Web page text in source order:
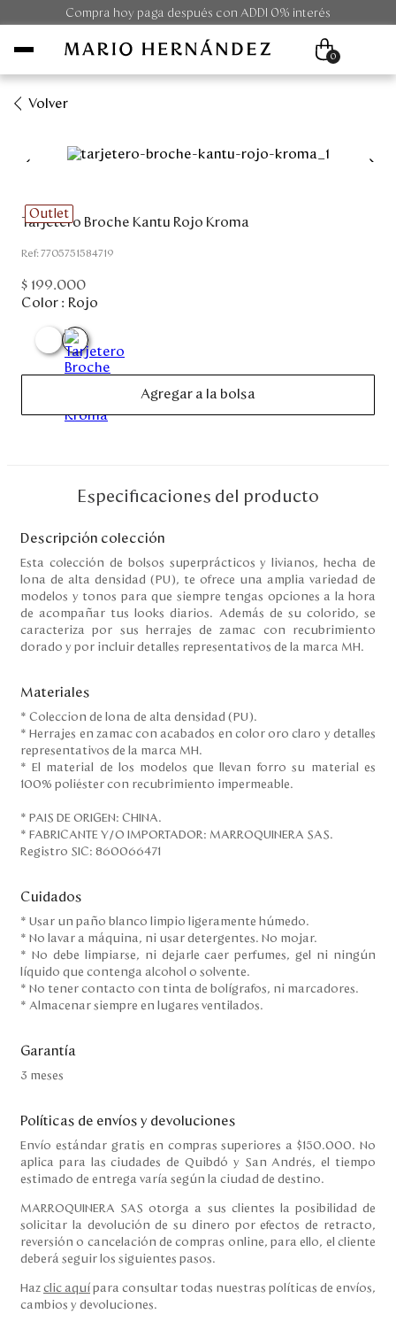
Compra hoy paga después con ADDI 0% interés
Unisex
Outlet
Disney
Servicio al cliente
Nuestras Tiendas
Costa Rica
Panamá
USA
Venezuela
0
Volver
Outlet
Tarjetero Broche Kantu Rojo Kroma
:7705751584719
$ 199.000
Color : Rojo
Agregar a la bolsa
Especificaciones del producto
Descripción colección
Esta colección de bolsos superprácticos y livianos, hecha de
lona de alta densidad (PU), te ofrece una amplia variedad de
modelos y tonos para que siempre tengas opciones a la hora
de acompañar tus looks diarios. Además de su colorido, se
caracteriza por sus herrajes de zamac con recubrimiento
dorado y por incluir detalles representativos de la marca MH.
Materiales
* Coleccion de lona de alta densidad (PU).
* Herrajes en zamac con acabados en color oro claro y detalles
representativos de la marca MH.
* El material de los modelos que llevan forro su material es
100% poliéster con recubrimiento impermeable.
* PAIS DE ORIGEN: CHINA.
* FABRICANTE Y/O IMPORTADOR: MARROQUINERA SAS.
Registro SIC: 860066471
Cuidados
* Usar un paño blanco limpio ligeramente húmedo.
* No lavar a máquina, ni usar detergentes. No mojar.
* No debe limpiarse, ni dejarle caer perfumes, gel ni ningún
líquido que contenga alcohol o solvente.
* No tener contacto con tinta de bolígrafos, ni marcadores.
* Almacenar siempre en lugares ventilados.
Garantía
3 meses
Políticas de envíos y devoluciones
Envío estándar gratis en compras superiores a $150.000. No
aplica para las ciudades de Quibdó y San Andrés, el tiempo
estimado de entrega varía según la ciudad de destino.
MARROQUINERA SAS otorga a sus clientes la posibilidad de
solicitar la devolución de su dinero por efectos de retracto,
reversión o cancelación de compras online, para ello, el cliente
deberá seguir los siguientes pasos.
Haz clic aquí para consultar todas nuestras políticas de envíos,
cambios y devoluciones.